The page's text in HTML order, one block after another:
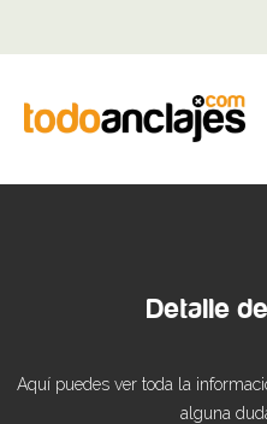
Detalle
Aquí puedes ver toda la
alguna